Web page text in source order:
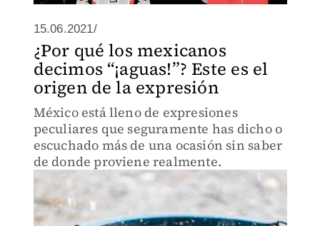
15.06.2021/
¿Por qué los mexicanos
decimos “¡aguas!”? Este es el
origen de la expresión
México está lleno de expresiones
peculiares que seguramente has dicho o
escuchado más de una ocasión sin saber
de donde proviene realmente.